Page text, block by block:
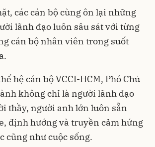
các cán bộ cùng ôn lại những
lãnh đạo luôn sâu sát với từng
cán bộ nhân viên trong suốt
hệ cán bộ VCCI-HCM, Phó Chủ
không chỉ là người lãnh đạo
thầy, người anh lớn luôn sẵn
định hướng và truyền cảm hứng
cũng như cuộc sống.